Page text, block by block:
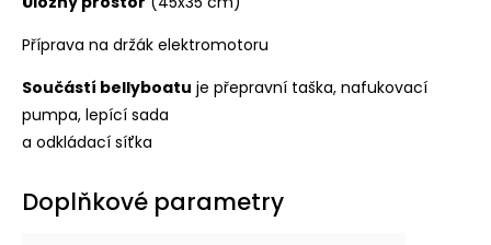
Příprava na držák elektromotoru
Součástí bellyboatu je přepravní taška, nafukovací
pumpa, lepící sada
a odkládací síťka
Doplňkové parametry